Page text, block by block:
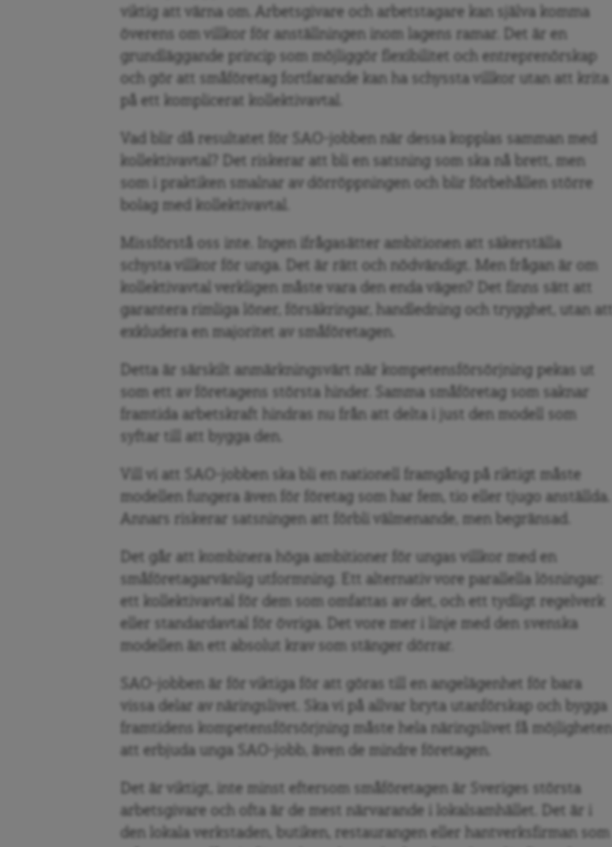
viktig att värna om. Arbetsgivare och arbetstagare kan själva komma
överens om villkor för anställningen inom lagens ramar. Det är en
grundläggande princip som möjliggör flexibilitet och entreprenörskap
och gör att småföretag fortfarande kan ha schyssta villkor utan att krita
på ett komplicerat kollektivavtal.
Vad blir då resultatet för SAO-jobben när dessa kopplas samman med
kollektivavtal? Det riskerar att bli en satsning som ska nå brett, men
som i praktiken smalnar av dörröppningen och blir förbehållen större
bolag med kollektivavtal.
Missförstå oss inte. Ingen ifrågasätter ambitionen att säkerställa
schysta villkor för unga. Det är rätt och nödvändigt. Men frågan är om
kollektivavtal verkligen måste vara den enda vägen? Det finns sätt att
garantera rimliga löner, försäkringar, handledning och trygghet, utan att
exkludera en majoritet av småföretagen.
Detta är särskilt anmärkningsvärt när kompetensförsörjning pekas ut
som ett av företagens största hinder. Samma småföretag som saknar
framtida arbetskraft hindras nu från att delta i just den modell som
syftar till att bygga den.
Vill vi att SAO-jobben ska bli en nationell framgång på riktigt måste
modellen fungera även för företag som har fem, tio eller tjugo anställda.
Annars riskerar satsningen att förbli välmenande, men begränsad.
Det går att kombinera höga ambitioner för ungas villkor med en
småföretagarvänlig utformning. Ett alternativ vore parallella lösningar:
ett kollektivavtal för dem som omfattas av det, och ett tydligt regelverk
eller standardavtal för övriga. Det vore mer i linje med den svenska
modellen än ett absolut krav som stänger dörrar.
SAO-jobben är för viktiga för att göras till en angelägenhet för bara
vissa delar av näringslivet. Ska vi på allvar bryta utanförskap och bygga
framtidens kompetensförsörjning måste hela näringslivet få möjligheten
att erbjuda unga SAO-jobb, även de mindre företagen.
Det är viktigt, inte minst eftersom småföretagen är Sveriges största
arbetsgivare och ofta är de mest närvarande i lokalsamhället. Det är i
den lokala verkstaden, butiken, restaurangen eller hantverksfirman som